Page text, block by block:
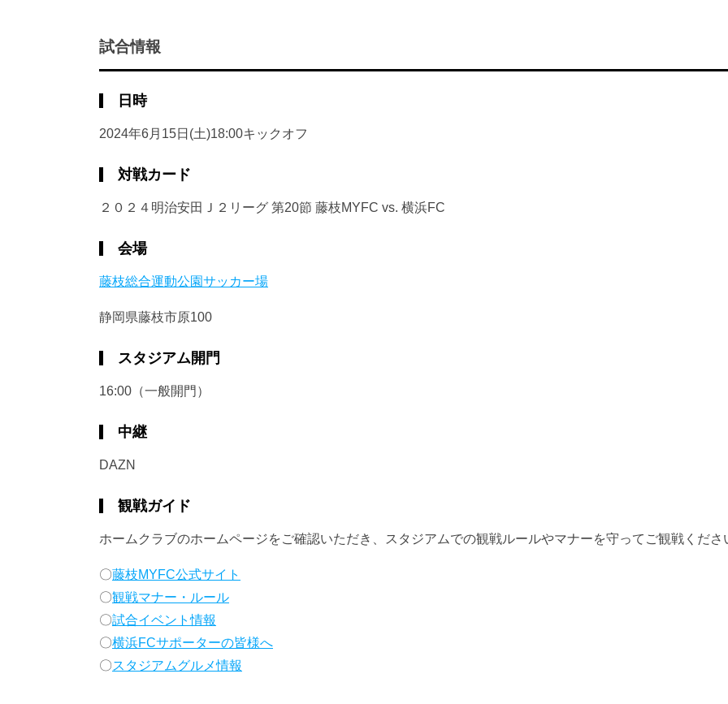
試合情報
日時
2024年6月15日(土)18:00キックオフ
対戦カード
２０２４明治安田Ｊ２リーグ 第20節 藤枝MYFC vs. 横浜FC
会場
藤枝総合運動公園サッカー場
静岡県藤枝市原100
スタジアム開門
16:00（一般開門）
中継
DAZN
観戦ガイド
ホームクラブのホームページをご確認いただき、スタジアムでの観戦ルールやマナーを守ってご観戦くださ
〇藤枝MYFC公式サイト
〇観戦マナー・ルール
〇試合イベント情報
〇横浜FCサポーターの皆様へ
〇スタジアムグルメ情報